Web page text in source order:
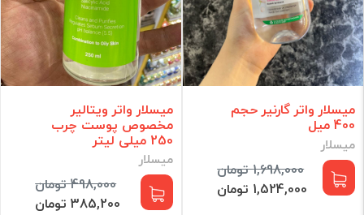
میسلار واتر گارنیر حجم
400 میل
میسلار
1,698,000 تومان
1,524,000 تومان
میسلار واتر ویتالیر
مخصوص پوست چرب
250 میلی لیتر
میسلار
498,000 تومان
385,200 تومان